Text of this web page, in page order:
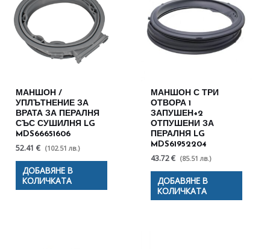
МАНШОН /
УПЛЪТНЕНИЕ ЗА
ВРАТА ЗА ПЕРАЛНЯ
СЪС СУШИЛНЯ LG
MDS66651606
52.41 € (102.51 лв.)
ДОБАВЯНЕ В
КОЛИЧКАТА
МАНШОН С ТРИ
ОТВОРА 1
ЗАПУШЕН+2
ОТПУШЕНИ ЗА
ПЕРАЛНЯ LG
MDS61952204
43.72 € (85.51 лв.)
ДОБАВЯНЕ В
КОЛИЧКАТА